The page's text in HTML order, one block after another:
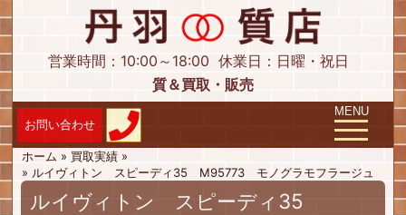
営業時間：10:00～18:00 休業日：日曜・祝日
質＆買取・販売
Toggle
MENU
ホーム » 買取実績 »
» ルイヴィトン スピーディ35 M95773 モノグラモフラージュ
ルイヴィトン スピーディ35